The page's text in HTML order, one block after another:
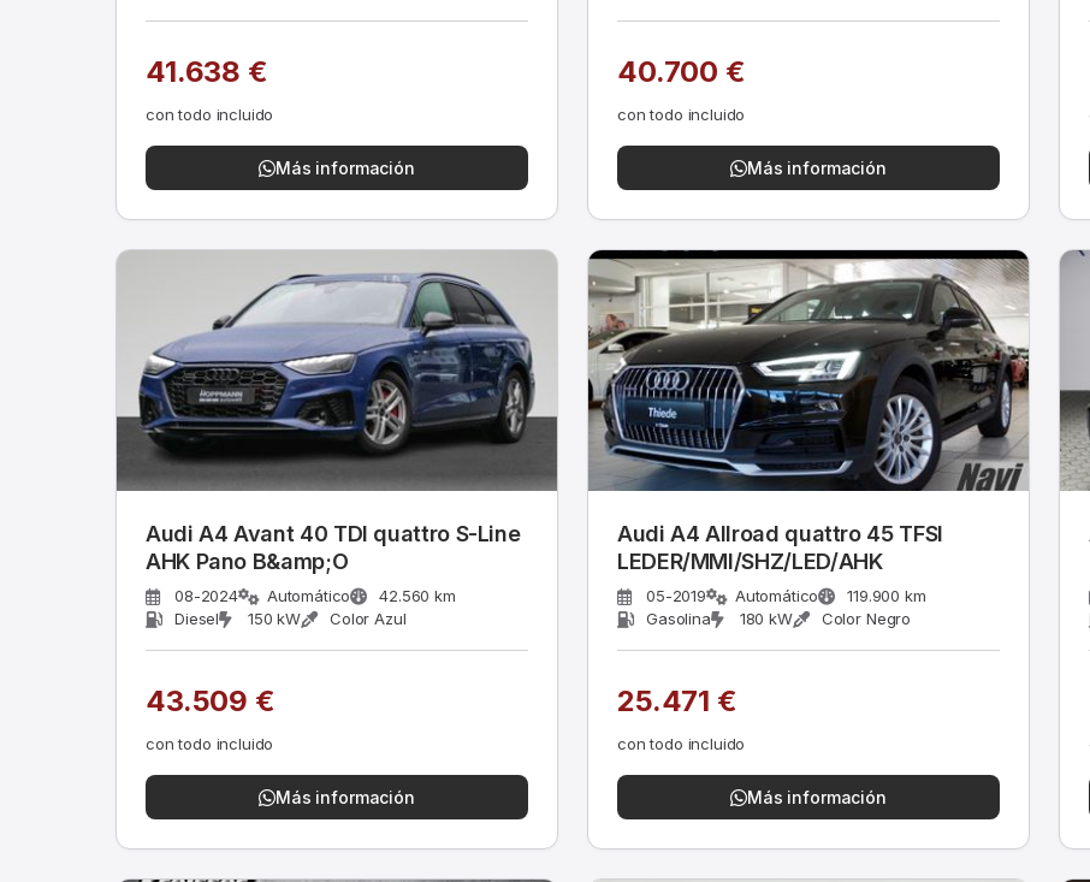
41.638 €
con todo incluido
Más información
40.700 €
con todo incluido
Más información
Audi A4 Avant 40 TDI quattro S-Line
AHK Pano B&amp;O
08-2024 Automático
42.560 km
Diesel
150 kW Color Azul
43.509 €
con todo incluido
Más información
Audi A4 Allroad quattro 45 TFSI
LEDER/MMI/SHZ/LED/AHK
05-2019 Automático
119.900 km
Gasolina
180 kW Color Negro
25.471 €
con todo incluido
Más información